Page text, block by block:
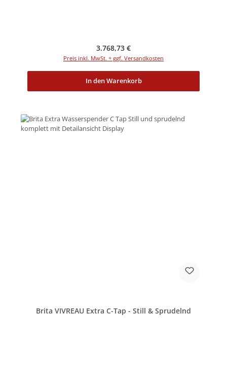
Regulärer Preis:
3.768,73 €
Preis inkl. MwSt. + ggf. Versandkosten
In den Warenkorb
Brita VIVREAU Extra C-Tap - Still & Sprudelnd